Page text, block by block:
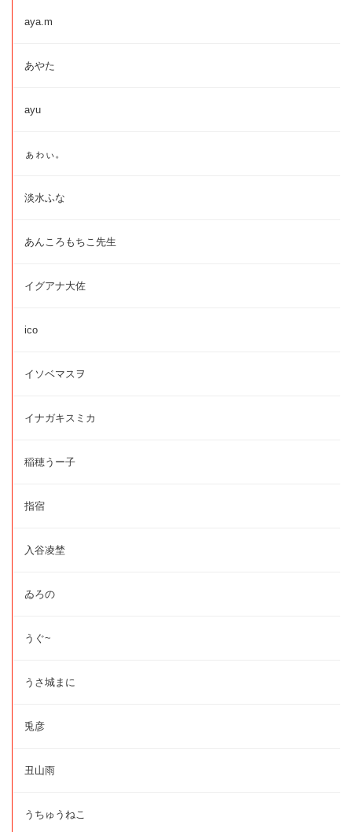
aya.m
あやた
ayu
ぁゎぃ。
淡水ふな
あんころもちこ先生
イグアナ大佐
ico
イソベマスヲ
イナガキスミカ
稲穂うー子
指宿
入谷凌埜
ゐろの
うぐ~
うさ城まに
兎彦
丑山雨
うちゅうねこ